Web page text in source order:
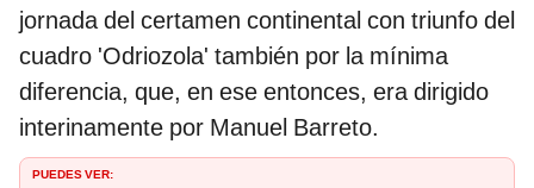
jornada del certamen continental con triunfo del
cuadro 'Odriozola' también por la mínima
diferencia, que, en ese entonces, era dirigido
interinamente por Manuel Barreto.
PUEDES VER: